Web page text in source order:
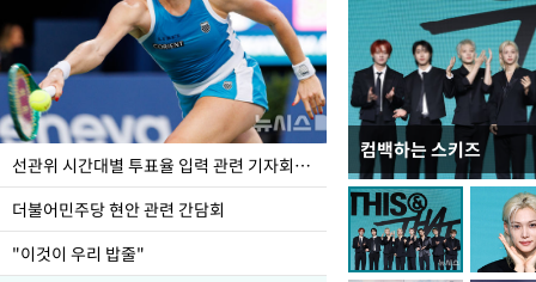
선관위 시간대별 투표율 입력 관련 기자회견하는 주진우 의원
더불어민주당 현안 관련 간담회
"이것이 우리 밥줄"
컴백하는 스키즈
이번주 국회에는 무